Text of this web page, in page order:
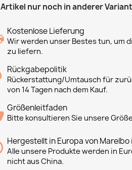
Artikel nur noch in anderer
Kostenlose Lieferung
Wir werden unser Bestes tun, um
zu liefern.
Rückgabepolitik
Rückerstattung/Umtausch für
von 14 Tagen nach dem Kauf.
Größenleitfaden
Bitte konsultieren Sie unsere
Hergestellt in Europa von
Alle unsere Produkte werden in
nicht aus China.